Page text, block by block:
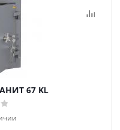
67 KL